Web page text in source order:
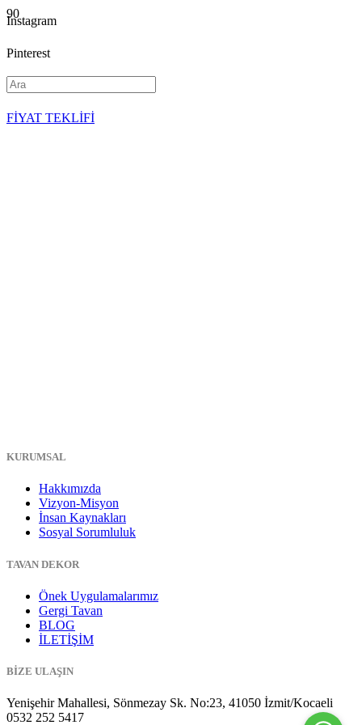
Instagram
Pinterest
YouTube
FİYAT TEKLİFİ
KURUMSAL
Hakkımızda
Vizyon-Misyon
İnsan Kaynakları
Sosyal Sorumluluk
TAVAN DEKOR
Önek Uygulamalarımız
Gergi Tavan
BLOG
İLETİŞİM
BİZE ULAŞIN
Yenişehir Mahallesi, Sönmezay Sk. No:23, 41050 İzmit/Kocaeli
0532 252 5417